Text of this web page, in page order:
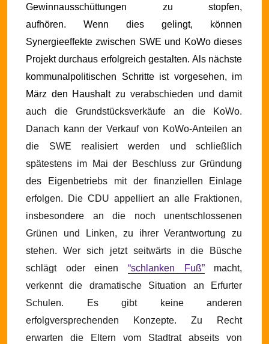
Gewinnausschüttungen zu stopfen,
aufhören. Wenn dies gelingt, können
Synergieeffekte zwischen SWE und KoWo dieses
Projekt durchaus erfolgreich gestalten. Als nächste
kommunalpolitischen Schritte ist vorgesehen, im
März den Haushalt zu verabschieden und damit
auch die Grundstücksverkäufe an die KoWo.
Danach kann der Verkauf von KoWo-Anteilen an
die SWE realisiert werden und schließlich
spätestens im Mai der Beschluss zur Gründung
des Eigenbetriebs mit der finanziellen Einlage
erfolgen.
Die CDU appelliert an alle Fraktionen,
insbesondere an die noch unentschlossenen
Grünen und Linken, zu ihrer Verantwortung zu
stehen. Wer sich jetzt seitwärts in die Büsche
schlägt oder einen“schlanken Fuß”macht,
verkennt die dramatische Situation an Erfurter
Schulen. Es gibt keine anderen
erfolgversprechenden Konzepte. Zu Recht
erwarten die Eltern vom Stadtrat abseits von